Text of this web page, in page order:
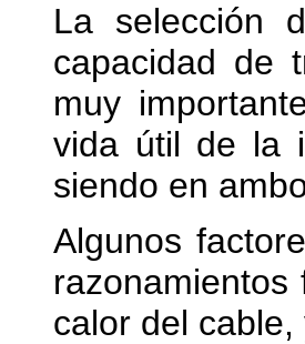
La selección
capacidad de
muy
vida útil de la
siendo en
Algunos
calor del